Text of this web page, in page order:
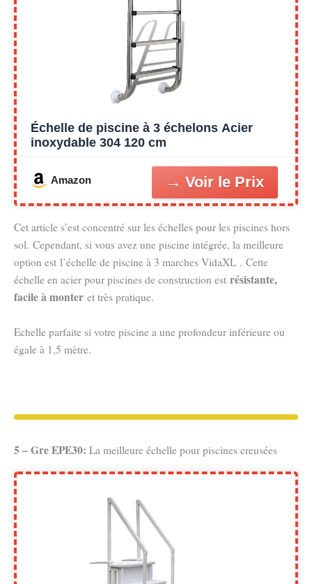
Échelle de piscine à 3 échelons Acier
inoxydable 304 120 cm
Amazon
Cet article s’est concentré sur les échelles pour les piscines hors
sol. Cependant, si vous avez une piscine intégrée, la meilleure
option est l’échelle de piscine à 3 marches VidaXL . Cette
échelle en acier pour piscines de construction est résistante,
facile à monter et très pratique.
Echelle parfaite si votre piscine a une profondeur inférieure ou
égale à 1,5 mètre.
5 – Gre EPE30: La meilleure échelle pour piscines creusées